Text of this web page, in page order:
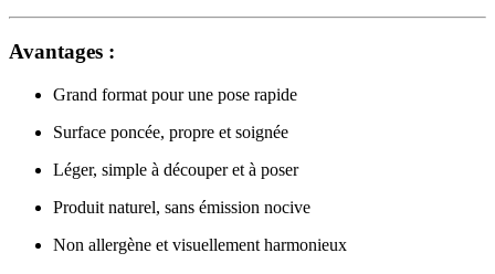
Avantages :
Grand format pour une pose rapide
Surface poncée, propre et soignée
Léger, simple à découper et à poser
Produit naturel, sans émission nocive
Non allergène et visuellement harmonieux